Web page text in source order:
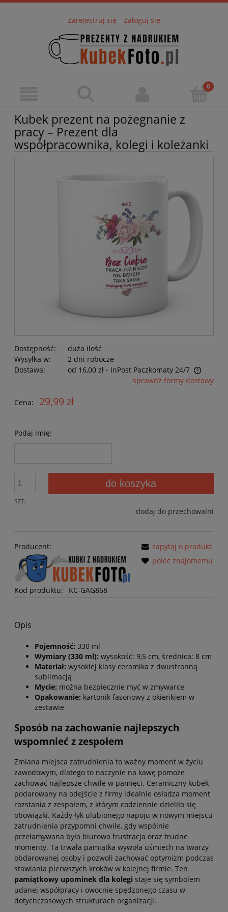
Zarejestruj się Zaloguj się
Kubek prezent na pożegnanie z
pracy – Prezent dla
współpracownika, kolegi i koleżanki
Dostępność:
duża ilość
Wysyłka w:
2 dni robocze
Dostawa:
od 16,00 zł - InPost Paczkomaty 24/7
Cena nie zawiera ewentualnych kosztów płatności
sprawdź formy dostawy
Cena: 29,99 zł
Podaj imię:
szt.
do koszyka
dodaj do przechowalni
Producent:
Kod produktu: KC-GAG868
zapytaj o produkt
poleć znajomemu
Opis
Pojemność: 330 ml
Wymiary (330 ml): wysokość: 9,5 cm, średnica: 8 cm
Materiał: wysokiej klasy ceramika z dwustronną
sublimacją
Mycie: można bezpiecznie myć w zmywarce
Opakowanie: kartonik fasonowy z okienkiem w
zestawie
Sposób na zachowanie najlepszych
wspomnieć z zespołem
Zmiana miejsca zatrudnienia to ważny moment w życiu
zawodowym, dlatego to naczynie na kawę pomoże
zachować najlepsze chwile w pamięci. Ceramiczny kubek
podarowany na odejście z firmy idealnie osładza moment
rozstania z zespołem, z którym codziennie dzieliło się
obowiązki. Każdy łyk ulubionego napoju w nowym miejscu
zatrudnienia przypomni chwile, gdy wspólnie
przełamywana była biurowa frustracja oraz trudne
momenty. Ta trwała pamiątka wywoła uśmiech na twarzy
obdarowanej osoby i pozwoli zachować optymizm podczas
stawiania pierwszych kroków w kolejnej firmie. Ten
pamiątkowy upominek dla kolegi staje się symbolem
udanej współpracy i owocnie spędzonego czasu w
dotychczasowych strukturach organizacji.